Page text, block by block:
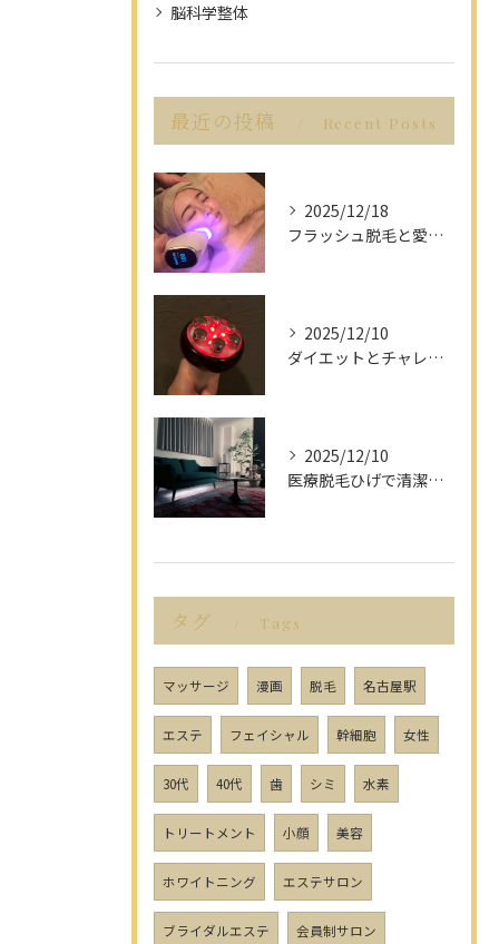
脳科学整体
最近の投稿 Recent Posts
2025/12/18
フラッシュ脱毛と愛知県名古屋市の最新脱毛事情で理想の美肌を目指す方法
2025/12/10
ダイエットとチャレンジを愛知県名古屋市で楽しみながら成功させるポイント解説
2025/12/10
医療脱毛ひげで清潔感アップを目指す男性へ愛知県名古屋市のヒゲ脱毛で選ぶべきポイント
タグ Tags
マッサージ 漫画 脱毛 名古屋駅
エステ フェイシャル 幹細胞 女性
30代 40代 歯 シミ 水素
トリートメント 小顔 美容
ホワイトニング エステサロン
ブライダルエステ 会員制サロン